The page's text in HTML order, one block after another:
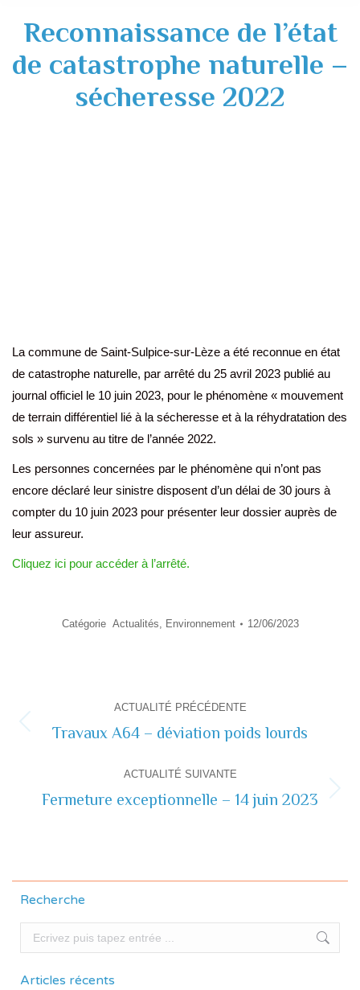
Reconnaissance de l’état
de catastrophe naturelle –
sécheresse 2022
La commune de Saint-Sulpice-sur-Lèze a été reconnue en état
de catastrophe naturelle, par arrêté du 25 avril 2023 publié au
journal officiel le 10 juin 2023, pour le phénomène « mouvement
de terrain différentiel lié à la sécheresse et à la réhydratation des
sols » survenu au titre de l’année 2022.
Les personnes concernées par le phénomène qui n’ont pas
encore déclaré leur sinistre disposent d’un délai de 30 jours à
compter du 10 juin 2023 pour présenter leur dossier auprès de
leur assureur.
Cliquez ici pour accéder à l’arrêté.
Catégorie Actualités, Environnement 12/06/2023
de
commentaire
ACTUALITÉ PRÉCÉDENTE
Actualité
Travaux A64 – déviation poids lourds
ACTUALITÉ SUIVANTE
Actualité
Fermeture exceptionnelle – 14 juin 2023
Recherche
Recherche
Articles récents